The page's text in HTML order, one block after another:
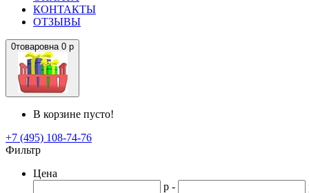
КОНТАКТЫ
ОТЗЫВЫ
0товаровна 0 р
В корзине пусто!
+7 (495) 108-74-76
Фильтр
Цена
р -